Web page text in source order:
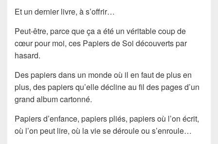
Et un dernier livre, à s’offrir…
Peut-être, parce que ça a été un véritable coup de
cœur pour moi, ces Papiers de Soi découverts par
hasard.
Des papiers dans un monde où il en faut de plus en
plus, des papiers qu’elle décline au fil des pages d’un
grand album cartonné.
Papiers d’enfance, papiers pliés, papiers où l’on écrit,
où l’on peut lire, où la vie se déroule ou s’enroule…